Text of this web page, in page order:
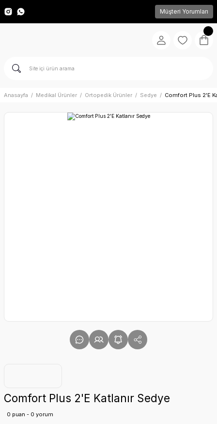
Müşteri Yorumları
Anasayfa Medikal Ürünler Ortopedik Ürünler Sedye Comfort Plus 2'E
Comfort Plus 2'E Katlanır Sedye
0 puan - 0 yorum